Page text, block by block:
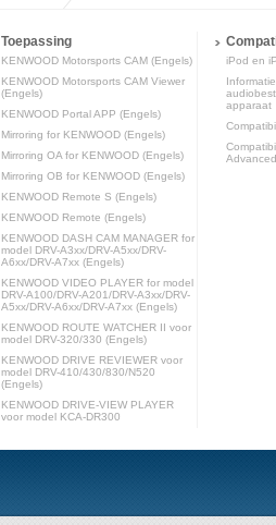
Toepassing
KENWOOD Motorsports CAM (Engels)
KENWOOD Motorsports CAM Viewer
(Engels)
KENWOOD Portal APP (Engels)
Mirroring for KENWOOD (Engels)
Mirroring OA for KENWOOD (Engels)
Mirroring OB for KENWOOD (Engels)
KENWOOD Remote S (Engels)
KENWOOD Remote (Engels)
KENWOOD DASH CAM MANAGER for
model DRV-A3xx/DRV-A5xx/DRV-
A6xx/DRV-A7xx (Engels)
KENWOOD VIDEO PLAYER for model
DRV-A100/DRV-A201/DRV-A3xx/DRV-
A5xx/DRV-A6xx/DRV-A7xx (Engels)
KENWOOD ROUTE WATCHER II voor
model DRV-320/330 (Engels)
KENWOOD DRIVE REVIEWER voor
model DRV-410/430/830/N520
(Engels)
KENWOOD DRIVE-VIEW PLAYER
voor model KCA-DR300
iPod en
apparaat